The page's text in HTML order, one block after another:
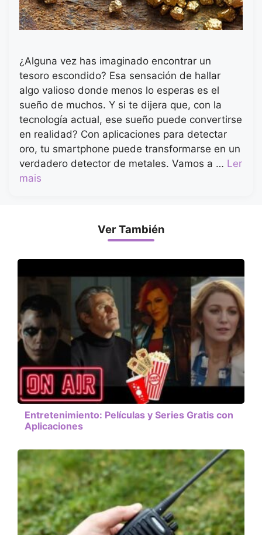
¿Alguna vez has imaginado encontrar un
tesoro escondido? Esa sensación de hallar
algo valioso donde menos lo esperas es el
sueño de muchos. Y si te dijera que, con la
tecnología actual, ese sueño puede convertirse
en realidad? Con aplicaciones para detectar
oro, tu smartphone puede transformarse en un
verdadero detector de metales. Vamos a … Ler
mais
Ver También
Entretenimiento: Películas y Series Gratis con
Aplicaciones